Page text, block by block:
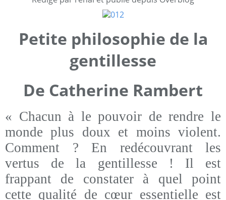
Petite philosophie de la
gentillesse
De Catherine Rambert
« Chacun à le pouvoir de rendre le
monde plus doux et moins violent.
Comment ? En redécouvrant les
vertus de la gentillesse ! Il est
frappant de constater à quel point
cette qualité de cœur essentielle est